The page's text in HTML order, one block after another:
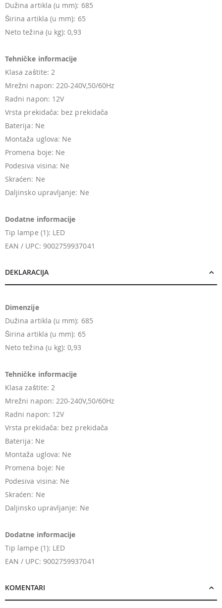
Dužina artikla (u mm): 685
Širina artikla (u mm): 65
Neto težina (u kg): 0,93
Tehničke informacije
Klasa zaštite: 2
Mrežni napon: 220-240V,50/60Hz
Radni napon: 12V
Vrsta prekidača: bez prekidača
Baterija: Ne
Montaža uglova: Ne
Promena boje: Ne
Podesiva visina: Ne
Skraćen: Ne
Daljinsko upravljanje: Ne
Dodatne informacije
Tip lampe (1): LED
EAN / UPC: 9002759937041
DEKLARACIJA
Dimenzije
Dužina artikla (u mm): 685
Širina artikla (u mm): 65
Neto težina (u kg): 0,93
Tehničke informacije
Klasa zaštite: 2
Mrežni napon: 220-240V,50/60Hz
Radni napon: 12V
Vrsta prekidača: bez prekidača
Baterija: Ne
Montaža uglova: Ne
Promena boje: Ne
Podesiva visina: Ne
Skraćen: Ne
Daljinsko upravljanje: Ne
Dodatne informacije
Tip lampe (1): LED
EAN / UPC: 9002759937041
KOMENTARI